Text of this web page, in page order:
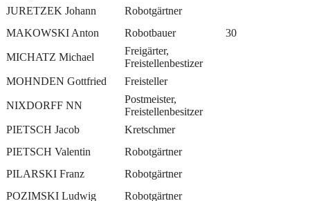
JURETZEK Johann
Robotgärtner
MAKOWSKI Anton
Robotbauer 30
MICHATZ Michael
Freigärter,
Freistellenbestizer
MOHNDEN Gottfried
Freisteller
NIXDORFF NN
Postmeister,
Freistellenbesitzer
PIETSCH Jacob
Kretschmer
PIETSCH Valentin
Robotgärtner
PILARSKI Franz
Robotgärtner
POZIMSKI Ludwig
Robotgärtner